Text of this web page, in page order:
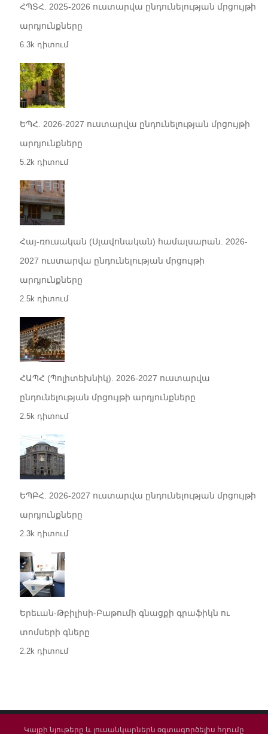
ՀՊՏՀ. 2025-2026 ուստարվա ընդունելության մրցույթի
արդյունքները
6.3k դիտում
ԵՊՀ. 2026-2027 ուստարվա ընդունելության մրցույթի
արդյունքները
5.2k դիտում
Հայ-ռուսական (Սլավոնական) համալսարան. 2026-
2027 ուստարվա ընդունելության մրցույթի
արդյունքները
2.5k դիտում
ՀԱՊՀ (Պոլիտեխնիկ). 2026-2027 ուստարվա
ընդունելության մրցույթի արդյունքները
2.5k դիտում
ԵՊԲՀ. 2026-2027 ուստարվա ընդունելության մրցույթի
արդյունքները
2.3k դիտում
Երեւան-Թբիլիսի-Բաթումի գնացքի գրաֆիկն ու
տոմսերի գները
2.2k դիտում
Կայքի նյութերը և լուսանկարներն օգտագործելիս հղումը